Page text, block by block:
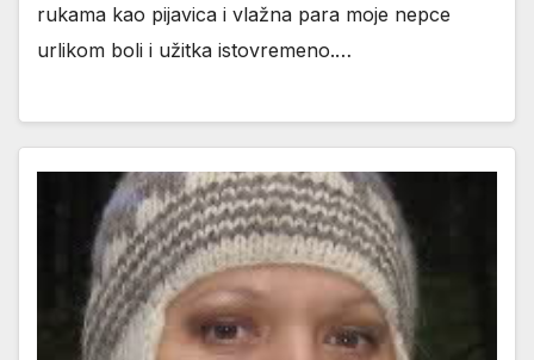
rukama kao pijavica i vlažna para moje nepce
urlikom boli i užitka istovremeno.…